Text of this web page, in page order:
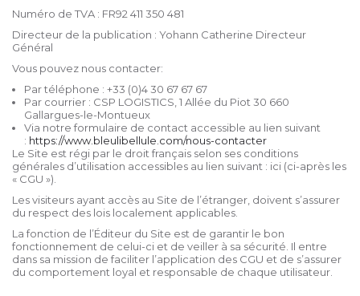
Numéro de TVA : FR92 411 350 481
Directeur de la publication : Yohann Catherine Directeur
Général
Vous pouvez nous contacter:
Par téléphone : +33 (0)4 30 67 67 67
Par courrier : CSP LOGISTICS, 1 Allée du Piot 30 660
Gallargues-le-Montueux
Via notre formulaire de contact accessible au lien suivant
: https://www.bleulibellule.com/nous-contacter
Le Site est régi par le droit français selon ses conditions
générales d’utilisation accessibles au lien suivant : ici (ci-après les
« CGU »).
Les visiteurs ayant accès au Site de l’étranger, doivent s’assurer
du respect des lois localement applicables.
La fonction de l’Éditeur du Site est de garantir le bon
fonctionnement de celui-ci et de veiller à sa sécurité. Il entre
dans sa mission de faciliter l’application des CGU et de s’assurer
du comportement loyal et responsable de chaque utilisateur.